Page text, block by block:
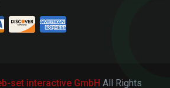
set interactive GmbH All Rights